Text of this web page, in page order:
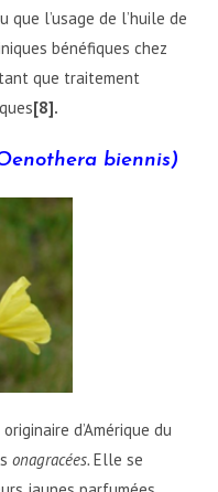
que l’usage de l’huile de
bénéfiques chez
que traitement
[8].
biennis)
d’Amérique du
onagracées.Elle se